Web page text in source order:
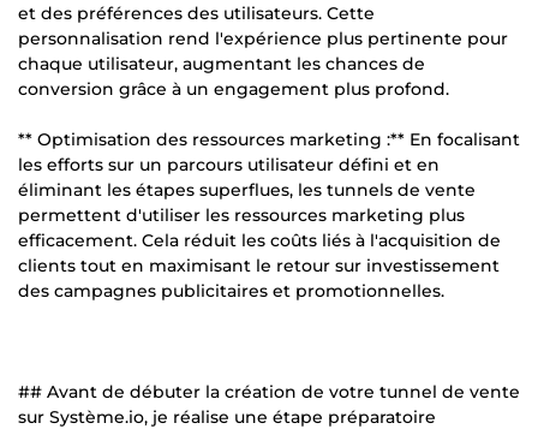
et des préférences des utilisateurs. Cette
personnalisation rend l'expérience plus pertinente pour
chaque utilisateur, augmentant les chances de
conversion grâce à un engagement plus profond.
** Optimisation des ressources marketing :** En focalisant
les efforts sur un parcours utilisateur défini et en
éliminant les étapes superflues, les tunnels de vente
permettent d'utiliser les ressources marketing plus
efficacement. Cela réduit les coûts liés à l'acquisition de
clients tout en maximisant le retour sur investissement
des campagnes publicitaires et promotionnelles.
## Avant de débuter la création de votre tunnel de vente
sur Système.io, je réalise une étape préparatoire